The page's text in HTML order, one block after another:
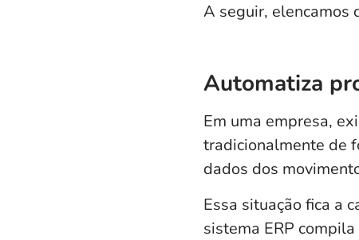
A seguir, elencamos
Automatiza
Em uma empresa,
tradicionalmente de
dados dos
Essa situação fica a
sistema ERP